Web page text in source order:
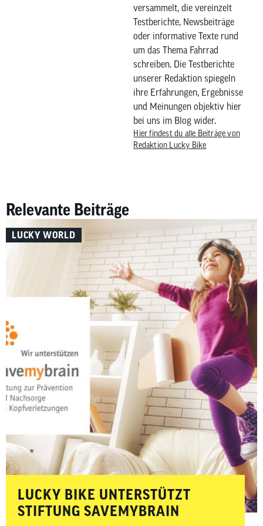
versammelt, die vereinzelt
Testberichte, Newsbeiträge
oder informative Texte rund
um das Thema Fahrrad
schreiben. Die Testberichte
unserer Redaktion spiegeln
ihre Erfahrungen, Ergebnisse
und Meinungen objektiv hier
bei uns im Blog wider.
Hier findest du alle Beiträge von
Redaktion Lucky Bike
Relevante Beiträge
LUCKY WORLD
LUCKY BIKE UNTERSTÜTZT
STIFTUNG SAVEMYBRAIN